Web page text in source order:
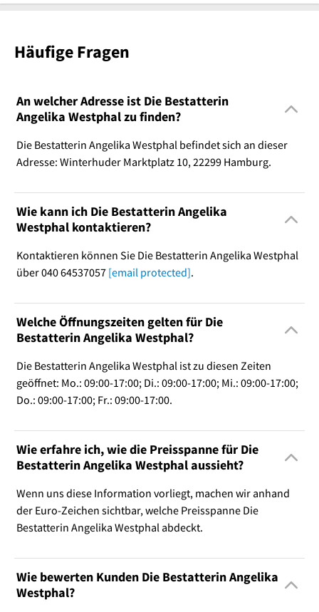
Häufige Fragen
An welcher Adresse ist Die Bestatterin
Angelika Westphal zu finden?
Die Bestatterin Angelika Westphal befindet sich an dieser
Adresse: Winterhuder Marktplatz 10, 22299 Hamburg.
Wie kann ich Die Bestatterin Angelika
Westphal kontaktieren?
Kontaktieren können Sie Die Bestatterin Angelika Westphal
über 040 64537057 [email protected].
Welche Öffnungszeiten gelten für Die
Bestatterin Angelika Westphal?
Die Bestatterin Angelika Westphal ist zu diesen Zeiten
geöffnet: Mo.: 09:00-17:00; Di.: 09:00-17:00; Mi.: 09:00-17:00;
Do.: 09:00-17:00; Fr.: 09:00-17:00.
Wie erfahre ich, wie die Preisspanne für Die
Bestatterin Angelika Westphal aussieht?
Wenn uns diese Information vorliegt, machen wir anhand
der Euro-Zeichen sichtbar, welche Preisspanne Die
Bestatterin Angelika Westphal abdeckt.
Wie bewerten Kunden Die Bestatterin Angelika
Westphal?